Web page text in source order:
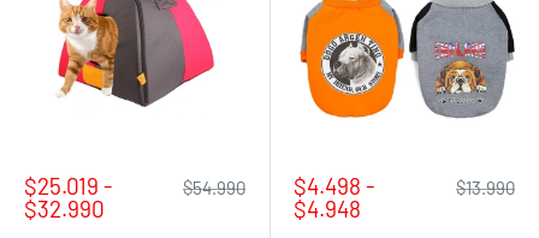
Precio
de
$25.019 -
$32.990
Precio
$54.990
Precio
de
$4.498 -
$4.948
Precio
$13.990
CONVERSA CON NOSOTROS